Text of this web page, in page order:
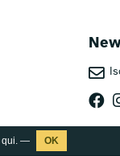
qui. —